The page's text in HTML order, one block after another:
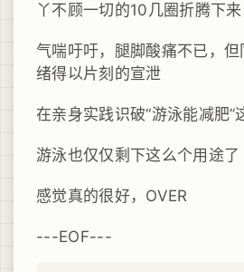
丫不顾一切的10几圈折腾下来
气喘吁吁，腿脚酸痛不已，
绪得以片刻的宣泄
在亲身实践识破“游泳能减肥”
游泳也仅仅剩下这么个用途了
感觉真的很好，OVER
---EOF---